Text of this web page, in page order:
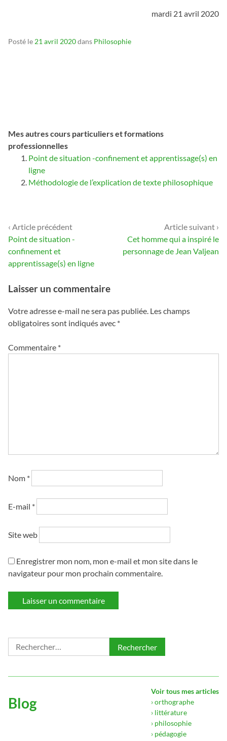
mardi 21 avril 2020
Posté le 21 avril 2020dans Philosophie
Mes autres cours particuliers et formations
professionnelles
Point de situation -confinement et apprentissage(s) en
ligne
Méthodologie de l’explication de texte philosophique
Navigation
de
l’article
‹ Article précédent
Point de situation -
confinement et
apprentissage(s) en ligne
Article suivant ›
Cet homme qui a inspiré le
personnage de Jean Valjean
Laisser un commentaire
Votre adresse e-mail ne sera pas publiée. Les champs
obligatoires sont indiqués avec *
Commentaire *
Nom *
E-mail *
Site web
Enregistrer mon nom, mon e-mail et mon site dans le
navigateur pour mon prochain commentaire.
Rechercher :
Blog
Voir tous mes articles
› orthographe
› littérature
› philosophie
› pédagogie